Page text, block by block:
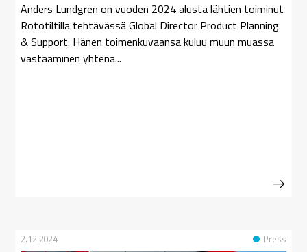
Anders Lundgren on vuoden 2024 alusta lähtien toiminut
Rototiltilla tehtävässä Global Director Product Planning
& Support. Hänen toimenkuvaansa kuluu muun muassa
vastaaminen yhtenä...
Press
2.12.2024